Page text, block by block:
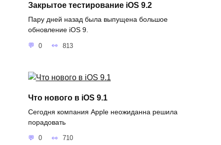
Закрытое тестирование iOS 9.2
Пару дней назад была выпущена большое
обновление iOS 9.
0 813
Что нового в iOS 9.1
Сегодня компания Apple неожиданна решила
порадовать
0 710